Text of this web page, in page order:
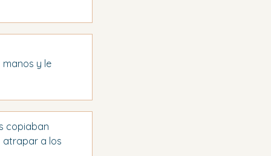
manos y le
copiaban
atrapar a los